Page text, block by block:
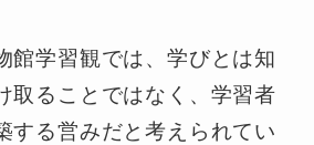
館学習観では、学びとは知
取ることではなく、学習者
する営みだと考えられてい